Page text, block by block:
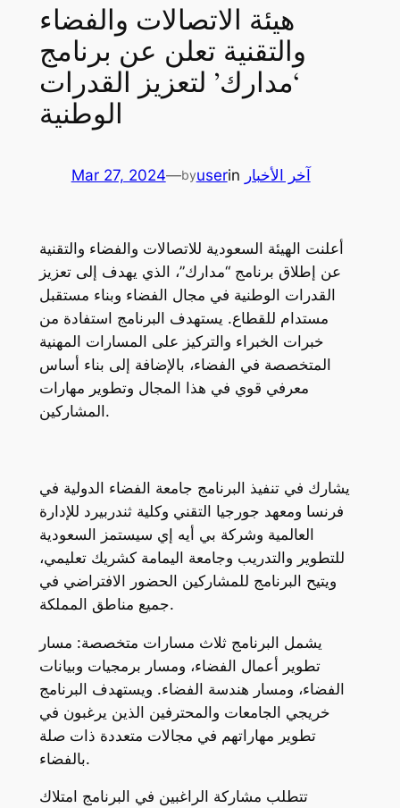
هيئة الاتصالات والفضاء
والتقنية تعلن عن برنامج
‘مدارك’ لتعزيز القدرات
الوطنية
Mar 27, 2024—byuserin آخر الأخبار
أعلنت الهيئة السعودية للاتصالات والفضاء والتقنية
عن إطلاق برنامج “مدارك”، الذي يهدف إلى تعزيز
القدرات الوطنية في مجال الفضاء وبناء مستقبل
مستدام للقطاع. يستهدف البرنامج استفادة من
خبرات الخبراء والتركيز على المسارات المهنية
المتخصصة في الفضاء، بالإضافة إلى بناء أساس
معرفي قوي في هذا المجال وتطوير مهارات
المشاركين.
يشارك في تنفيذ البرنامج جامعة الفضاء الدولية في
فرنسا ومعهد جورجيا التقني وكلية ثندربيرد للإدارة
العالمية وشركة بي أيه إي سيستمز السعودية
للتطوير والتدريب وجامعة اليمامة كشريك تعليمي،
ويتيح البرنامج للمشاركين الحضور الافتراضي في
جميع مناطق المملكة.
يشمل البرنامج ثلاث مسارات متخصصة: مسار
تطوير أعمال الفضاء، ومسار برمجيات وبيانات
الفضاء، ومسار هندسة الفضاء. ويستهدف البرنامج
خريجي الجامعات والمحترفين الذين يرغبون في
تطوير مهاراتهم في مجالات متعددة ذات صلة
بالفضاء.
تتطلب مشاركة الراغبين في البرنامج امتلاك